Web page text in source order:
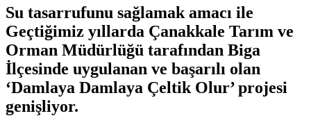
Su tasarrufunu sağlamak amacı ile
Geçtiğimiz yıllarda Çanakkale Tarım ve
Orman Müdürlüğü tarafından Biga
İlçesinde uygulanan ve başarılı olan
‘Damlaya Damlaya Çeltik Olur’ projesi
genişliyor.